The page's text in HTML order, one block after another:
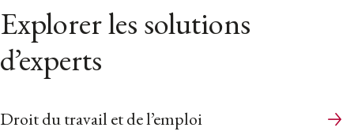
Explorer les solutions
d’experts
Droit du travail et de l’emploi